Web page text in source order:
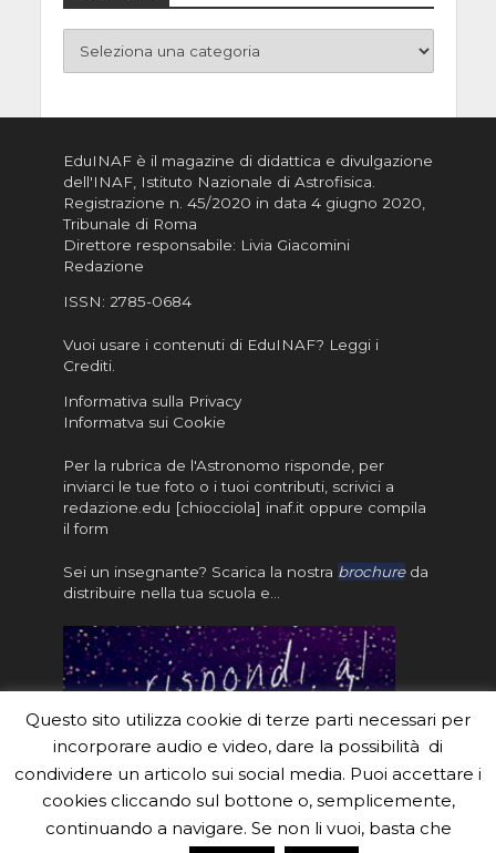
EduINAF è il magazine di didattica e divulgazione
dell'INAF, Istituto Nazionale di Astrofisica
Registrazione n. 45/2020 in data 4 giugno 2020,
Tribunale di Roma
Direttore responsabile: Livia Giacomini
Redazione
ISSN: 2785-0684
Vuoi usare i contenuti di EduINAF? Leggi i
Crediti.
Informativa sulla Privacy
Informatva sui Cookie
Per la rubrica de l'Astronomo risponde, per
inviarci le tue foto o i tuoi contributi, scrivici a
redazione.edu [chiocciola] inaf.it oppure compila
il form
Sei un insegnante? Scarica la nostra brochureda
distribuire nella tua scuola e…
#eduinaf #inaf #astronomyforabetterworld.
Questo sito utilizza cookie di terze parti necessari per
incorporare audio e video, dare la possibilità di
condividere un articolo sui social media. Puoi accettare i
cookies cliccando sul bottone o, semplicemente,
continuando a navigare. Se non li vuoi, basta che